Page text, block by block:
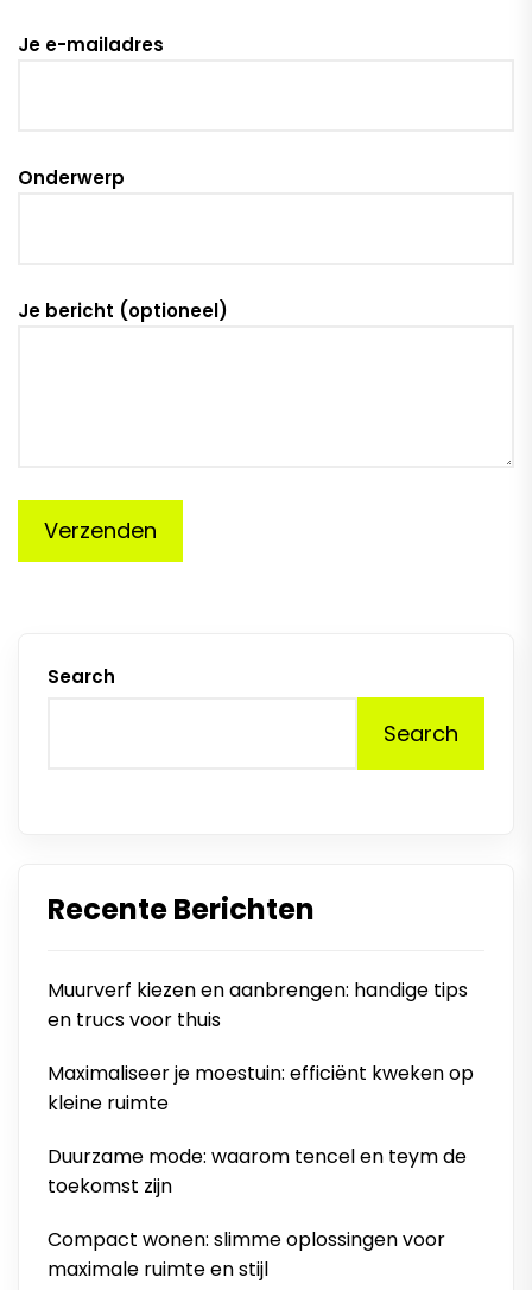
Je e-mailadres
Onderwerp
Je bericht (optioneel)
Search
Search
Recente Berichten
Muurverf kiezen en aanbrengen: handige tips
en trucs voor thuis
Maximaliseer je moestuin: efficiënt kweken op
kleine ruimte
Duurzame mode: waarom tencel en teym de
toekomst zijn
Compact wonen: slimme oplossingen voor
maximale ruimte en stijl